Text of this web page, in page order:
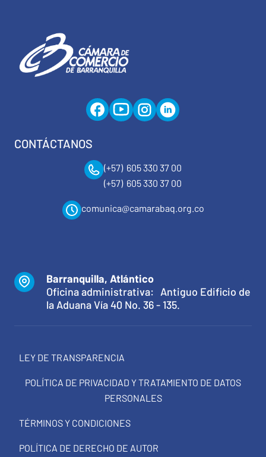
CONTÁCTANOS
(+57) 605 330 37 00
(+57) 605 330 37 00
comunica@camarabaq.org.co
Barranquilla, Atlántico
Oficina administrativa: Antiguo Edificio de
la Aduana Vía 40 No. 36 - 135.
LEY DE TRANSPARENCIA
POLÍTICA DE PRIVACIDAD Y TRATAMIENTO DE DATOS
PERSONALES
TÉRMINOS Y CONDICIONES
POLÍTICA DE DERECHO DE AUTOR